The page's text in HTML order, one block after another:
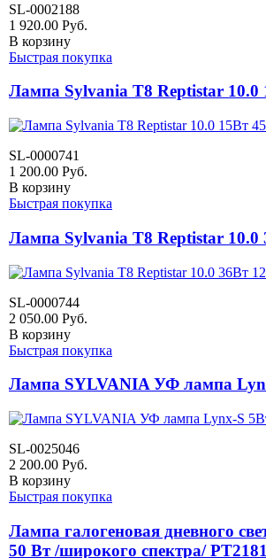
SL-0002188
1 920.00 Руб.
В корзину
Быстрая покупка
Лампа Sylvania Т8 Reptistar 10.0
SL-0000741
1 200.00 Руб.
В корзину
Быстрая покупка
Лампа Sylvania Т8 Reptistar 10.0
SL-0000744
2 050.00 Руб.
В корзину
Быстрая покупка
Лампа SYLVANIA УФ лампа
SL-0025046
2 200.00 Руб.
В корзину
Быстрая покупка
Лампа галогеновая дневного
50 Вт /широкого спектра/